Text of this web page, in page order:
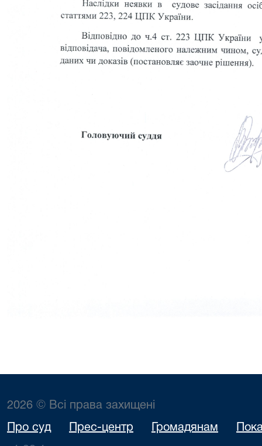
2026 © Всі права захищені
Про суд Прес-центр Громадянам